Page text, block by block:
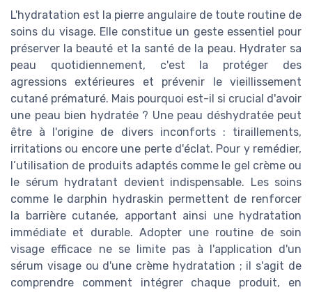
L'hydratation est la pierre angulaire de toute routine de
soins du visage. Elle constitue un geste essentiel pour
préserver la beauté et la santé de la peau. Hydrater sa
peau quotidiennement, c'est la protéger des
agressions extérieures et prévenir le vieillissement
cutané prématuré. Mais pourquoi est-il si crucial d'avoir
une peau bien hydratée ? Une peau déshydratée peut
être à l'origine de divers inconforts : tiraillements,
irritations ou encore une perte d'éclat. Pour y remédier,
l’utilisation de produits adaptés comme le gel crème ou
le sérum hydratant devient indispensable. Les soins
comme le darphin hydraskin permettent de renforcer
la barrière cutanée, apportant ainsi une hydratation
immédiate et durable. Adopter une routine de soin
visage efficace ne se limite pas à l'application d'un
sérum visage ou d'une crème hydratation ; il s'agit de
comprendre comment intégrer chaque produit, en